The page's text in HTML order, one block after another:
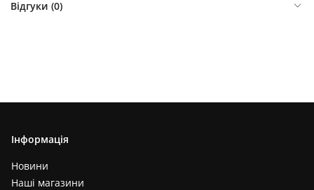
Відгуки (0)
Інформація
Новини
Наші магазини